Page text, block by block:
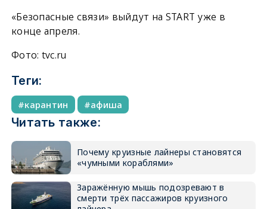
«Безопасные связи» выйдут на START уже в
конце апреля.
Фото: tvc.ru
Теги:
карантин афиша
Читать также:
Почему круизные лайнеры становятся
«чумными кораблями»
Заражённую мышь подозревают в
смерти трёх пассажиров круизного